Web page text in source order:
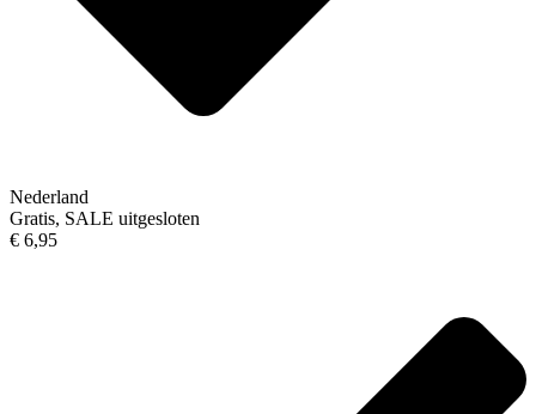
Nederland
Gratis, SALE uitgesloten
€ 6,95